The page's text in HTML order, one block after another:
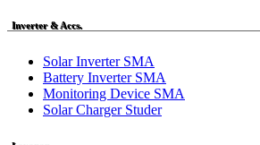
Inverter & Accs.
Solar Inverter SMA
Battery Inverter SMA
Monitoring Device SMA
Solar Charger Studer